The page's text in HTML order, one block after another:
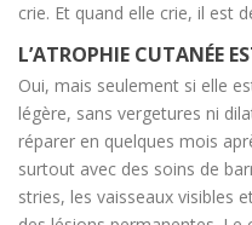
crie. Et quand elle crie, il est
L’ATROPHIE CUTANÉE
Oui, mais seulement si elle
légère, sans vergetures ni
réparer en quelques mois
surtout avec des soins de
stries, les vaisseaux visibles